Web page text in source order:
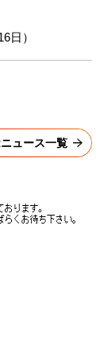
日）
ュース一覧